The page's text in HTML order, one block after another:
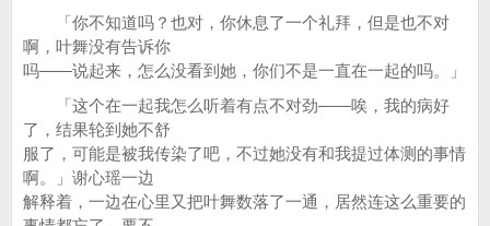
「你不知道吗？也对，你休息了一个礼拜，但是也不对
啊，叶舞没有告诉你
吗——说起来，怎么没看到她，你们不是一直在一起的吗。」
「这个在一起我怎么听着有点不对劲——唉，我的病好
了，结果轮到她不舒
服了，可能是被我传染了吧，不过她没有和我提过体测的事情
啊。」谢心瑶一边
解释着，一边在心里又把叶舞数落了一通，居然连这么重要的